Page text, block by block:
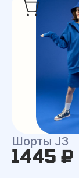
Шорты J3
1445 ₽